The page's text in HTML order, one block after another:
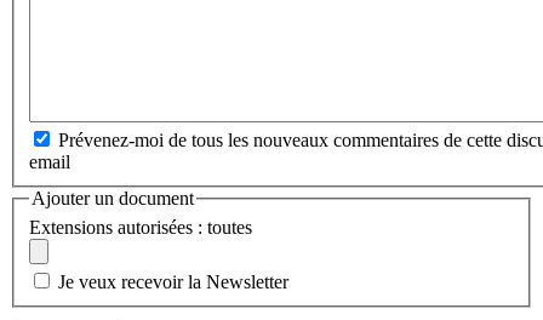
Prévenez-moi de tous les nouveaux commentaires de cette
email
Ajouter un document
Extensions autorisées : toutes
Je veux recevoir la Newsletter